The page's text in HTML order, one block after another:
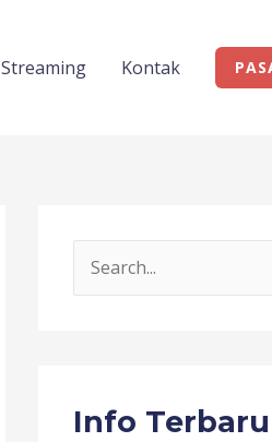
Streaming Kontak
cInfo Terbaru